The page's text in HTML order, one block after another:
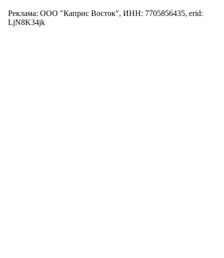
Реклама: ООО "Каприс Восток", ИНН: 7705856435, erid:
LjN8K34jk